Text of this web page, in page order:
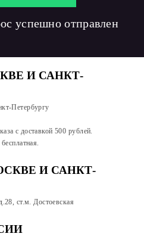
успешно отправлен
И САНКТ-
Петербургу
с доставкой 500 рублей.
И САНКТ-
ст.м. Достоевская